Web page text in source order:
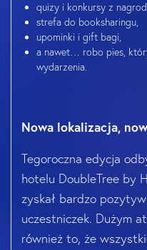
quizy i konkursy z
strefa do booksharingu,
upominki i gift bagi,
a nawet… robo pies,
wydarzenia.
Nowa lokalizacja,
Tegoroczna edycja
hotelu DoubleTree by
zyskał bardzo
uczestniczek. Dużym
również to, że